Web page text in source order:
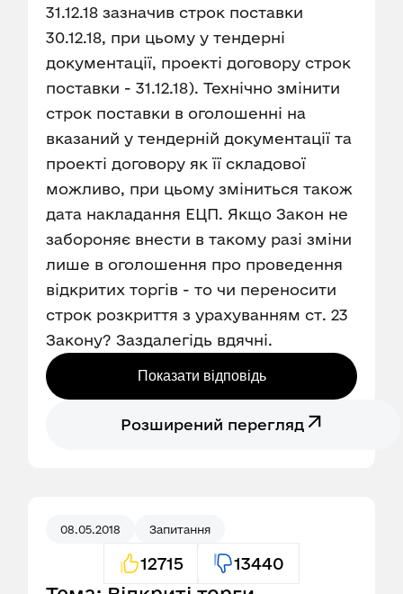
31.12.18 зазначив строк поставки
30.12.18, при цьому у тендерні
документації, проекті договору строк
поставки - 31.12.18). Технічно змінити
строк поставки в оголошенні на
вказаний у тендерній документації та
проекті договору як її складової
можливо, при цьому зміниться також
дата накладання ЕЦП. Якщо Закон не
забороняє внести в такому разі зміни
лише в оголошення про проведення
відкритих торгів - то чи переносити
строк розкриття з урахуванням ст. 23
Закону? Заздалегідь вдячні.
Показати відповідь
Розширений перегляд
08.05.2018 Запитання
12715 13440